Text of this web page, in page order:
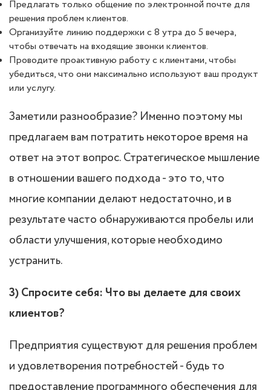
Предлагать только общение по электронной почте для
решения проблем клиентов.
Организуйте линию поддержки с 8 утра до 5 вечера,
чтобы отвечать на входящие звонки клиентов.
Проводите проактивную работу с клиентами, чтобы
убедиться, что они максимально используют ваш продукт
или услугу.
Заметили разнообразие? Именно поэтому мы
предлагаем вам потратить некоторое время на
ответ на этот вопрос. Стратегическое мышление
в отношении вашего подхода - это то, что
многие компании делают недостаточно, и в
результате часто обнаруживаются пробелы или
области улучшения, которые необходимо
устранить.
3) Спросите себя: Что вы делаете для своих
клиентов?
Предприятия существуют для решения проблем
и удовлетворения потребностей - будь то